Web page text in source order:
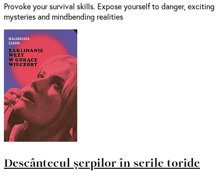
Provoke your survival skills. Expose yourself to danger, exciting
mysteries and mindbending realities
Descântecul șerpilor în serile toride